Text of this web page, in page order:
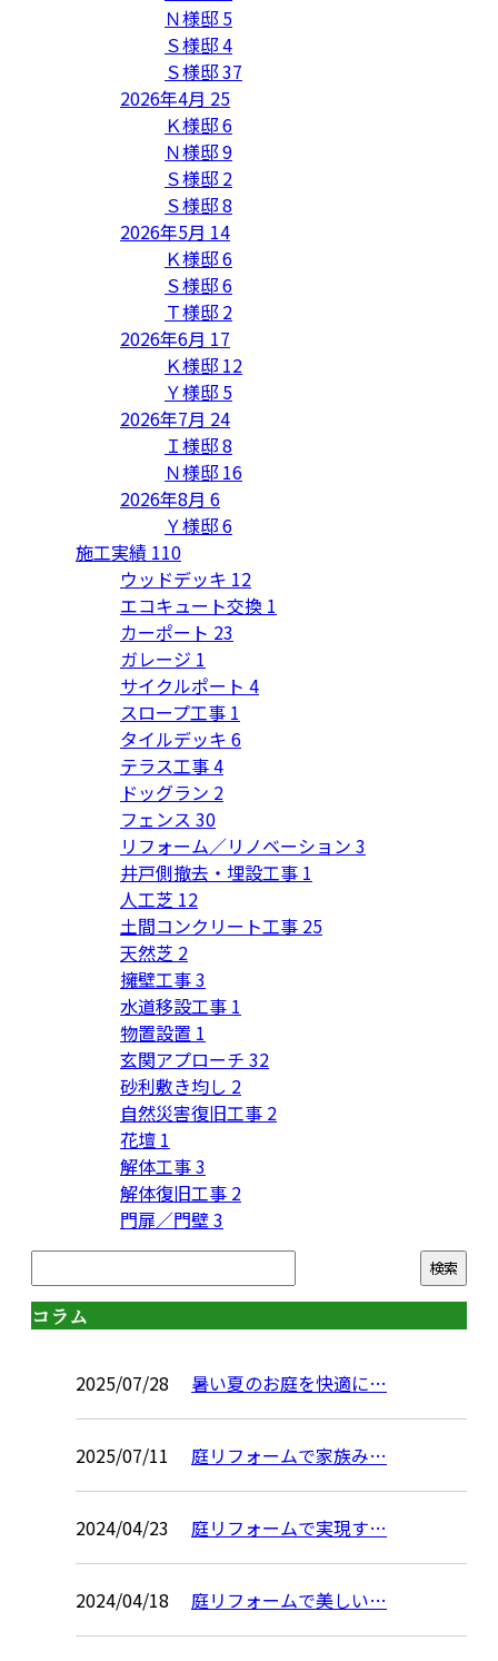
Ｎ様邸 5
Ｓ様邸4
Ｓ様邸37
2026年4月 25
Ｋ様邸6
Ｎ様邸9
Ｓ様邸 2
Ｓ様邸8
2026年5月 14
Ｋ様邸6
Ｓ様邸6
Ｔ様邸 2
2026年6月 17
Ｋ様邸 12
Ｙ様邸 5
2026年7月 24
Ｉ様邸8
Ｎ様邸 16
2026年8月 6
Ｙ様邸6
施工実績 110
ウッドデッキ 12
エコキュート交換 1
カーポート 23
ガレージ 1
サイクルポート 4
スロープ工事 1
タイルデッキ 6
テラス工事4
ドッグラン 2
フェンス 30
リフォーム／リノベーション 3
井戸側撤去・埋設工事 1
人工芝 12
土間コンクリート工事 25
天然芝 2
擁壁工事3
水道移設工事 1
物置設置 1
玄関アプローチ 32
砂利敷き均し 2
自然災害復旧工事 2
花壇 1
解体工事3
解体復旧工事 2
門扉／門壁3
コラム
2025/07/28 暑い夏のお庭を快適に…
2025/07/11 庭リフォームで家族み…
2024/04/23 庭リフォームで実現す…
2024/04/18 庭リフォームで美しい…